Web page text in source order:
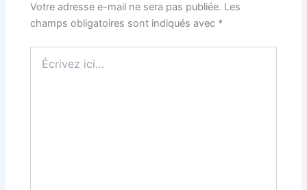
Votre adresse e-mail ne sera pas publiée. Les
champs obligatoires sont indiqués avec *
ici…